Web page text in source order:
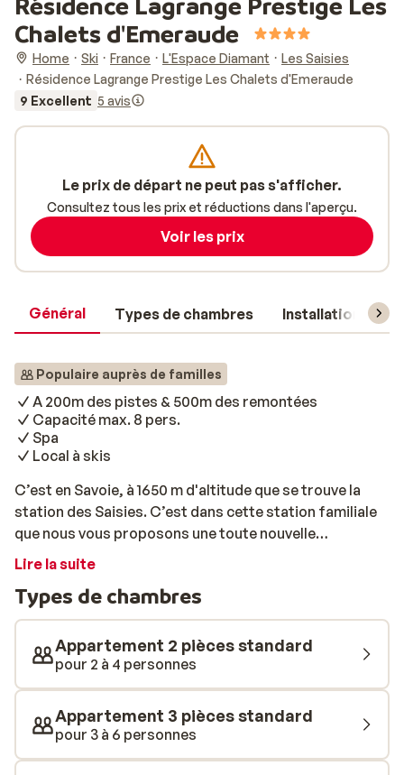
Chalets d'Emeraude
Home Ski France L'Espace Diamant
Les Saisies
Résidence Lagrange Prestige Les Chalets d'Emeraude
9 Excellent 5 avis
Général Types de chambres Installations
Populaire auprès de familles
A 200m des pistes & 500m des remontées
Capacité max. 8 pers.
Spa
Local à skis
C’est en Savoie, à 1650 m d'altitude que se trouve la
station des Saisies. C’est dans cette station familiale
que nous vous proposons une toute nouvelle
résidence, « La Résidence Les Chalets d'Emeraude ».
centre de la station. Composée de 106 appartements
répartis dans 5 chalets de 3 étages avec ascenseur,
elle s’intègre parfaitement dans son environnement.
Vous serez logés dans des appartements tout équipés
du studio au 2 pièces, avec balcon ou terrasse. Après
une journée de ski, vous pourrez profiter de la piscine
intérieure chauffée avec bain à remous, sauna,
hammam. Détendez vous, la Résidence Les Chalets
Lire la suite
Types de chambres
Appartement 2 pièces standard
pour 2 à 4 personnes
Appartement 3 pièces standard
pour 3 à 6 personnes
Le prix de départ ne peut pas s'afficher.
Consultez tous les prix et réductions dans l'aperçu.
Voir les prix